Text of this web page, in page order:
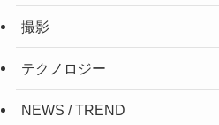
撮影
テクノロジー
NEWS / TREND